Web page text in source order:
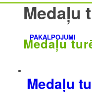
PAKALPOJUMI
Medaļu
Medaļu
Medaļu